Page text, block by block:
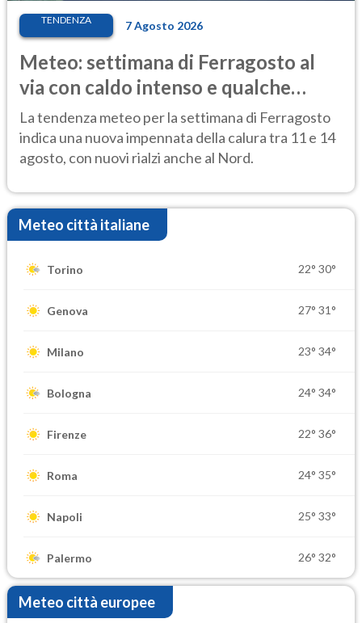
TENDENZA 7 Agosto 2026
Meteo: settimana di Ferragosto al
via con caldo intenso e qualche
temporale
La tendenza meteo per la settimana di Ferragosto
indica una nuova impennata della calura tra 11 e 14
agosto, con nuovi rialzi anche al Nord.
Meteo città italiane
Torino 22° 30°
Genova 27° 31°
Milano 23° 34°
Bologna 24° 34°
Firenze 22° 36°
Roma 24° 35°
Napoli 25° 33°
Palermo 26° 32°
Meteo città europee